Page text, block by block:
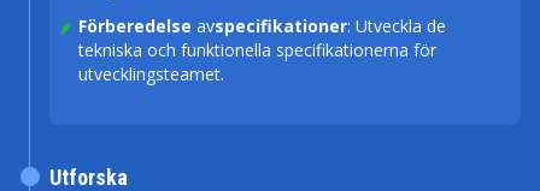
Förberedelse avspecifikationer: Utveckla de
tekniska och funktionella specifikationerna för
utvecklingsteamet.
Utforska